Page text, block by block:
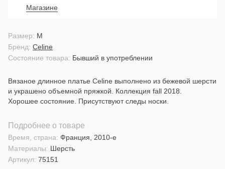
Магазине
Состояние товара: Бывший в употреблении
Бренд: Celine
Размер: M
Вязаное длинное платье Celine выполнено из бежевой шерсти
и украшено объемной пряжкой. Коллекция fall 2018.
Хорошее состояние. Присутствуют следы носки.
Подробнее о товаре
Материалы: Шерсть
Время, страна: Франция, 2010-е
Артикул: 75151